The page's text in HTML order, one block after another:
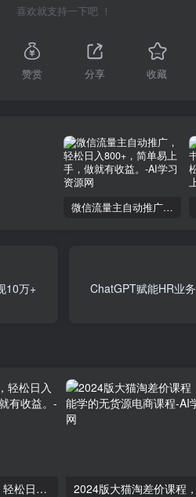
喜欢就支持一下吧 ！
赞赏 分享 收藏
微信流量主自动推广，轻松日入800+，简单易上手，做就有收益。
10万+
ChatGPT赋能HR业
微信流量主自动推广，轻松日入800+，简单易上手，做就有收益。